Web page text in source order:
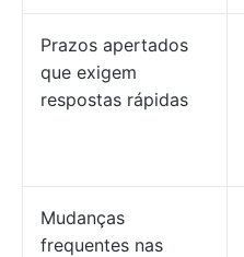
Prazos apertados
que exigem
respostas rápidas
Mudanças
frequentes nas